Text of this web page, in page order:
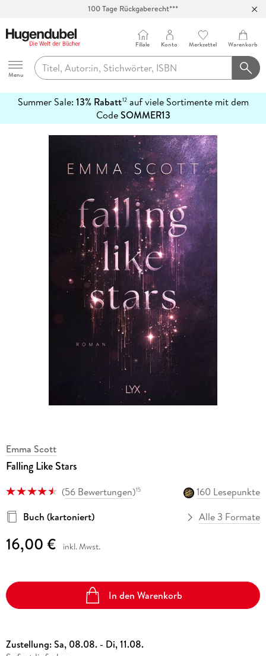
100 Tage Rückgaberecht***
Hugendubel
Menu
Filiale Konto Merkzettel Warenkorb
Summer Sale: 13% Rabatt12auf viele Sortimente mit dem
CodeSOMMER13
erfahren
Emma Scott
Falling Like Stars
(56 Bewertungen)15
160 Lesepunkte
Buch (kartoniert)
Alle 3 Formate
16,00 € inkl. Mwst.
In den Warenkorb
Zustellung:Sa, 08.08. - Di, 11.08.